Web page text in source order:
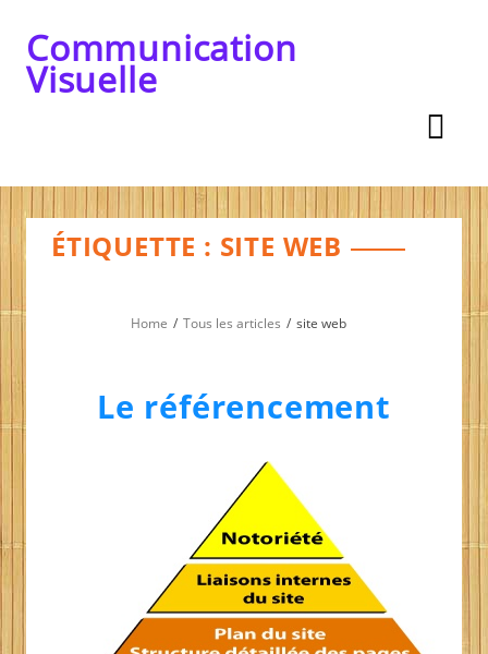
contentCommunication
Visuelle
ÉTIQUETTE : SITE WEB
Home Tous les articles site web
Le référencement